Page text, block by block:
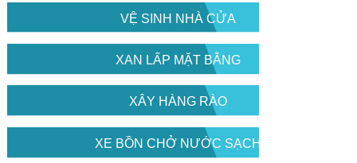
VỆ SINH NHÀ CỬA
XAN LẤP MẶT BẰNG
XÂY HÀNG RÀO
XE BỒN CHỞ NƯỚC SẠCH